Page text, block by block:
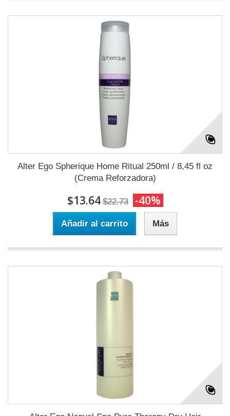
Alter Ego Spherique Home Ritual 250ml / 8,45 fl oz
(Crema Reforzadora)
$13.64 $22.73 -40%
Añadir al carrito Más